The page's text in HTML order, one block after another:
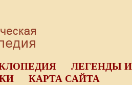
ЛЕГЕНДЫ И
КАРТА САЙТА